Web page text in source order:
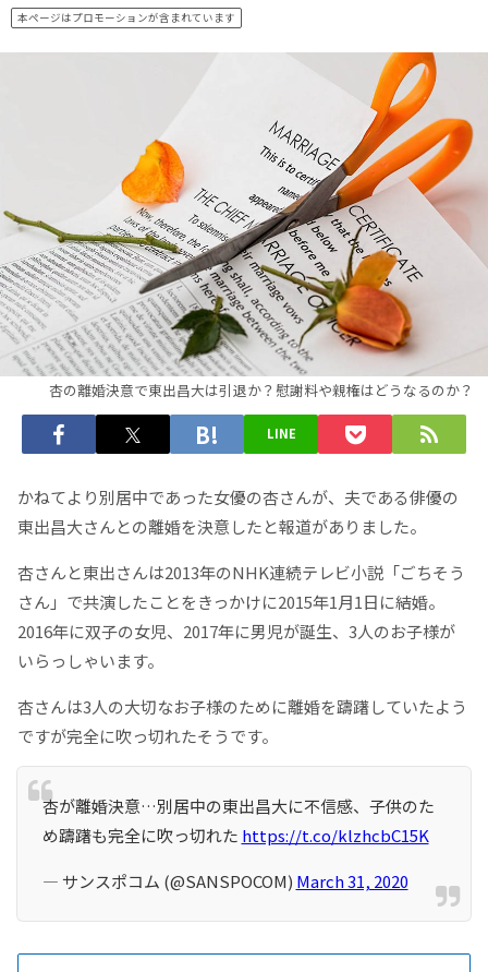
本ページはプロモーションが含まれています
杏の離婚決意で東出昌大は引退か？慰謝料や親権はどうなるのか？
LINE
かねてより別居中であった女優の杏さんが、夫である俳優の
東出昌大さんとの離婚を決意したと報道がありました。
杏さんと東出さんは2013年のNHK連続テレビ小説「ごちそう
さん」で共演したことをきっかけに2015年1月1日に結婚。
2016年に双子の女児、2017年に男児が誕生、3人のお子様が
いらっしゃいます。
杏さんは3人の大切なお子様のために離婚を躊躇していたよう
ですが完全に吹っ切れたそうです。
杏が離婚決意…別居中の東出昌大に不信感、子供のた
め躊躇も完全に吹っ切れた https://t.co/klzhcbC15K
— サンスポコム (@SANSPOCOM) March 31, 2020